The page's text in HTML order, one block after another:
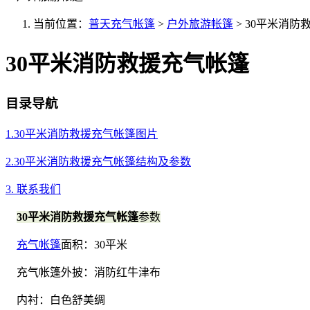
当前位置： 普天充气帐篷 > 户外旅游帐篷 > 30平米消防
30平米消防救援充气帐篷
目录导航
1.30平米消防救援充气帐篷图片
2.30平米消防救援充气帐篷结构及参数
3. 联系我们
30平米消防救援充气帐篷参数
充气帐篷面积：30平米
充气帐篷外披：消防红牛津布
内衬：白色舒美绸